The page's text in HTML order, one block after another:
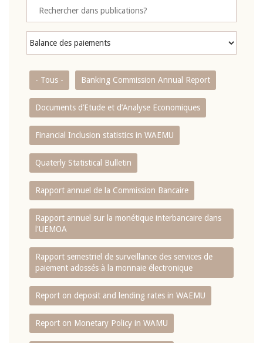
- Tous - Banking Commission Annual Report
Documents d’Etude et d’Analyse Economiques
Financial Inclusion statistics in WAEMU
Quaterly Statistical Bulletin
Rapport annuel de la Commission Bancaire
Rapport annuel sur la monétique interbancaire dans
l'UEMOA
Rapport semestriel de surveillance des services de
paiement adossés à la monnaie électronique
Report on deposit and lending rates in WAEMU
Report on Monetary Policy in WAMU